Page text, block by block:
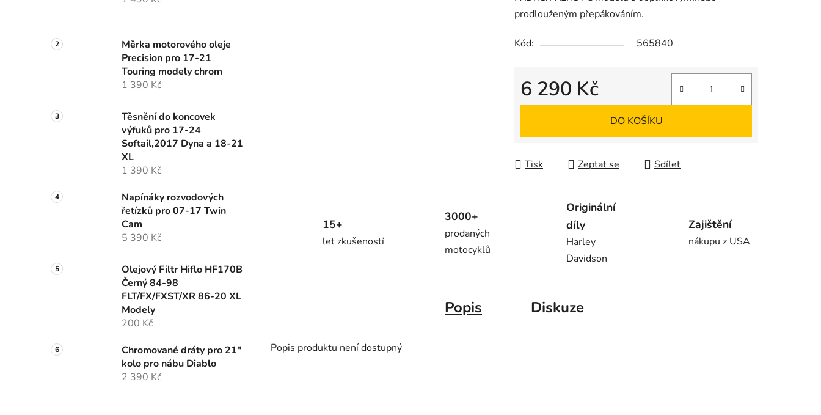
a
n
Měrka motorového oleje
Precision pro 17-21
Touring modely chrom
1 390 Kč
Těsnění do koncovek
výfuků pro 17-24
Softail,2017 Dyna a 18-21
XL
1 390 Kč
Napínáky rozvodových
řetízků pro 07-17 Twin
Cam
5 390 Kč
Olejový Filtr Hiflo HF170B
Černý 84-98
FLT/FX/FXST/XR 86-20 XL
Modely
200 Kč
Chromované dráty pro 21"
kolo pro nábu Diablo
2 390 Kč
prodlouženým přepákováním.
Kód: 565840
6 290 Kč
Měrná cena:
DO KOŠÍKU
Tisk Zeptat se Sdílet
15+
let zkušeností
3000+
prodaných
motocyklů
Originální
díly
Harley
Davidson
Zajištění
nákupu z USA
Popis Diskuze
Popis produktu není dostupný